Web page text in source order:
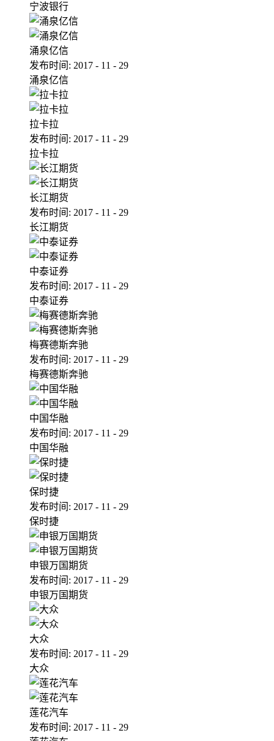
宁波银行
涌泉亿信
发布时间: 2017 - 11 - 29
涌泉亿信
拉卡拉
发布时间: 2017 - 11 - 29
拉卡拉
长江期货
发布时间: 2017 - 11 - 29
长江期货
中泰证券
发布时间: 2017 - 11 - 29
中泰证券
梅赛德斯奔驰
发布时间: 2017 - 11 - 29
梅赛德斯奔驰
中国华融
发布时间: 2017 - 11 - 29
中国华融
保时捷
发布时间: 2017 - 11 - 29
保时捷
申银万国期货
发布时间: 2017 - 11 - 29
申银万国期货
大众
发布时间: 2017 - 11 - 29
大众
莲花汽车
发布时间: 2017 - 11 - 29